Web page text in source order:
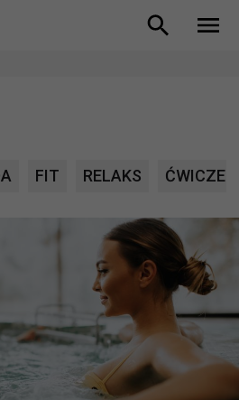
FIT RELAKS